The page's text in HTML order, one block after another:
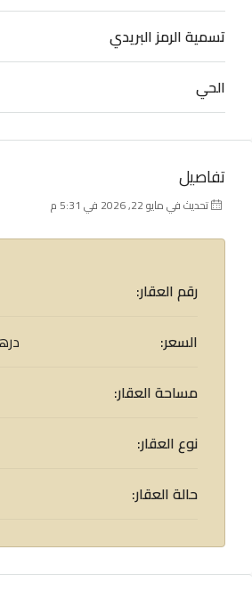
تسمية الرمز البريدي
الحي
تفاصيل
تحديث في مايو 22, 2026 في 5:31 م
رقم العقار:
السعر:
3 000
مساحة العقار:
نوع العقار:
حالة العقار: